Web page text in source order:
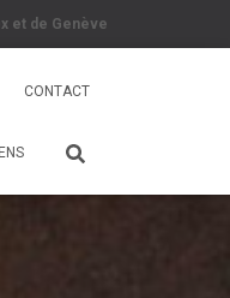
et de Genève
CONTACT